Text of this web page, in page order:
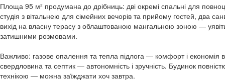
Площа 95 м² продумана до дрібниць: дві окремі спальні для
студія з вітальнею для сімейних вечорів та прийому гостей, два
вихід на власну терасу з облаштованою мангальною зоною —
затишними розмовами.
Важливо: газове опалення та тепла підлога — комфорт і економія
свердловина та септик — автономність і зручність. Будинок
технікою — можна заїжджати хоч завтра.